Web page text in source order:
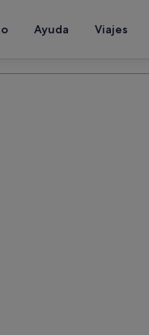
Ayuda Viajes